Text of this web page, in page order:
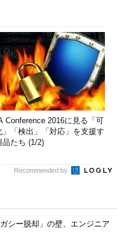
Conference 2016に見る「可
」「検出」「対応」を支援す
品たち (1/2)
Recommended by
シー脱却」の壁、エンジニア